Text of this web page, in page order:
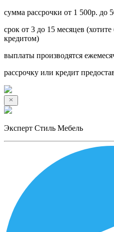
сумма рассрочки от 1 500р. до
срок от 3 до 15 месяцев
кредитом)
выплаты производятся
рассрочку или кредит
Эксперт Стиль Мебель